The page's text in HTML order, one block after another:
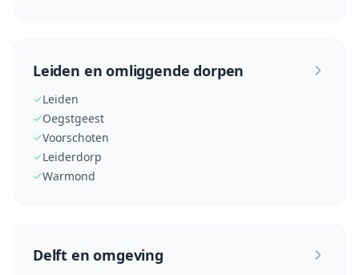
Leiden en omliggende dorpen
Leiden
Oegstgeest
Voorschoten
Leiderdorp
Warmond
Delft en omgeving